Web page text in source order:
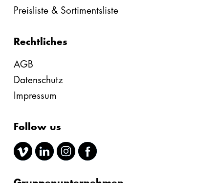
Preisliste & Sortimentsliste
Rechtliches
AGB
Datenschutz
Impressum
Follow us